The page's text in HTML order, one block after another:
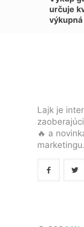
určuje
Lajk je
🔥 a
marketingu.